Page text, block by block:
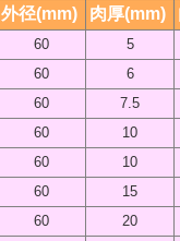
外径(mm) 肉厚(mm)
60 5
60 6
60 7.5
60 10
60 10
60 15
60 20